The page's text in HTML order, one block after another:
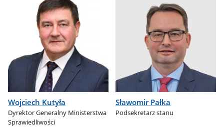
Wojciech Kutyła
Dyrektor Generalny Ministerstwa
Sprawiedliwości
Sławomir Pałka
Podsekretarz stanu